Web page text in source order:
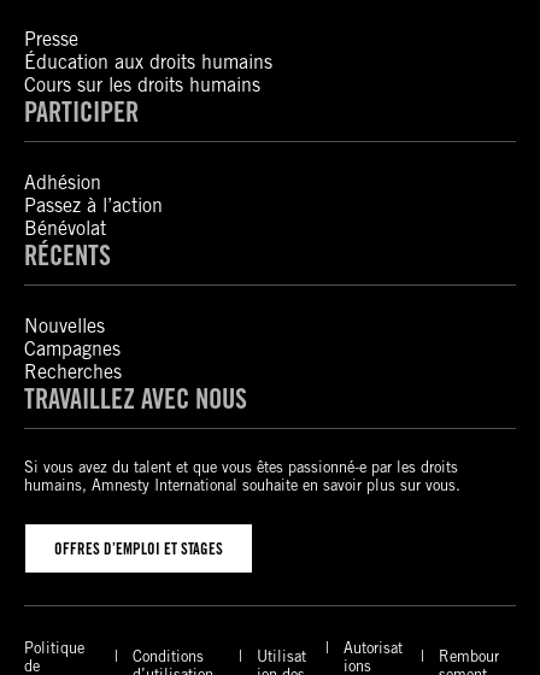
Presse
Éducation aux droits humains
Cours sur les droits humains
PARTICIPER
Adhésion
Passez à l’action
Bénévolat
RÉCENTS
Nouvelles
Campagnes
Recherches
TRAVAILLEZ AVEC NOUS
Si vous avez du talent et que vous êtes passionné-e par les droits
humains, Amnesty International souhaite en savoir plus sur vous.
OFFRES D’EMPLOI ET STAGES
Politique
de
Conditions
Utilisat
Autorisat
ions
Rembour